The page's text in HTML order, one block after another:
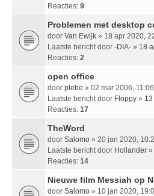
Reacties: 9
Problemen met desktop
door Van Ewijk » 18 apr 2020,
Laatste bericht door -DIA- » 18
Reacties: 2
open office
door plebe » 02 mar 2006, 11:06
Laatste bericht door Floppy »
Reacties: 17
TheWord
door Salomo » 20 jan 2020,
Laatste bericht door Hollander »
Reacties: 14
Nieuwe film Messiah op
door Salomo » 10 jan 2020,